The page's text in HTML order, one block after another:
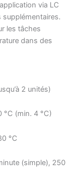
via LC
supplémentaires.
les tâches
dans des
2 unités)
°C (min. 4 °C)
°C
(simple), 250